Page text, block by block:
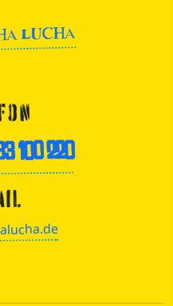
LUCHA
100 220